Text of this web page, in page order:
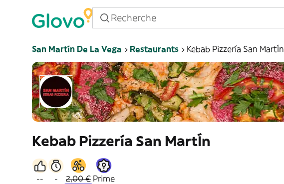
San Martín De La Vega Restaurants Kebab Pizzería San MartÍn
Kebab Pizzería San MartÍn
-- - 2,00 € Prime